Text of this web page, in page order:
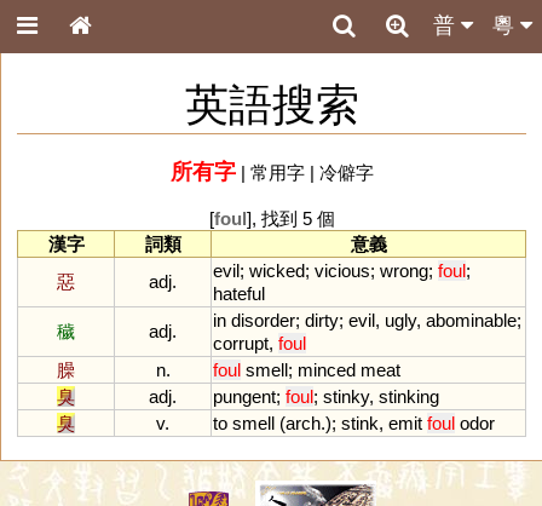
粵
普
英語搜索
所有字| 常用字| 冷僻字
[foul], 找到 5 個
漢字
詞類
意義
惡
adj.
evil; wicked; vicious; wrong; foul;
hateful
穢
adj.
in disorder; dirty; evil, ugly, abominable;
corrupt, foul
臊
n. foul smell; minced meat
臭
adj. pungent; foul; stinky, stinking
臭
v. to smell (arch.); stink, emit foul odor